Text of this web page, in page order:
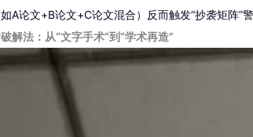
A论文+B论文+C论文混合）反而触发“抄袭矩阵”警
解法：从“文字手术”到“学术再造”